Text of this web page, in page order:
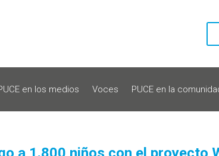
en los medios Voces PUCE en la